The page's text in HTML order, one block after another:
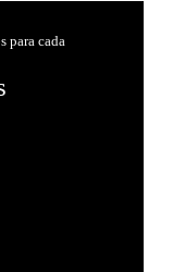
para cada